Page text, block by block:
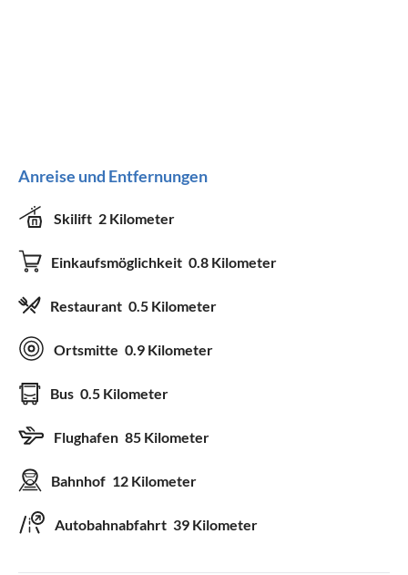
Anreise und Entfernungen
Skilift 2 Kilometer
Einkaufsmöglichkeit 0.8 Kilometer
Restaurant 0.5 Kilometer
Ortsmitte 0.9 Kilometer
Bus 0.5 Kilometer
Flughafen 85 Kilometer
Bahnhof 12 Kilometer
Autobahnabfahrt 39 Kilometer